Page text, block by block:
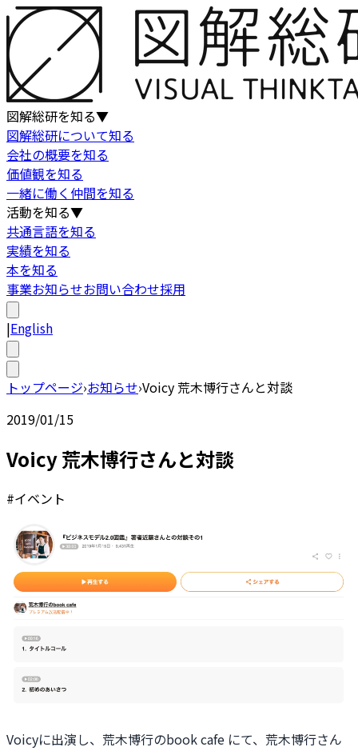
図解総研を知る▼
図解総研について知る
会社の概要を知る
価値観を知る
一緒に働く仲間を知る
活動を知る▼
共通言語を知る
実績を知る
本を知る
事業お知らせお問い合わせ採用
|English
トップページ›お知らせ›Voicy 荒木博行さんと対談
2019/01/15
Voicy 荒木博行さんと対談
#イベント
Voicyに出演し、荒木博行のbook cafe にて、荒木博行さん